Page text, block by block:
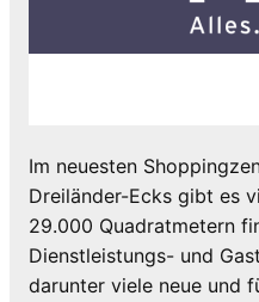
Im neuesten
Dreiländer-Ecks gibt es
29.000 Quadratmetern
Dienstleistungs- und
darunter viele neue und